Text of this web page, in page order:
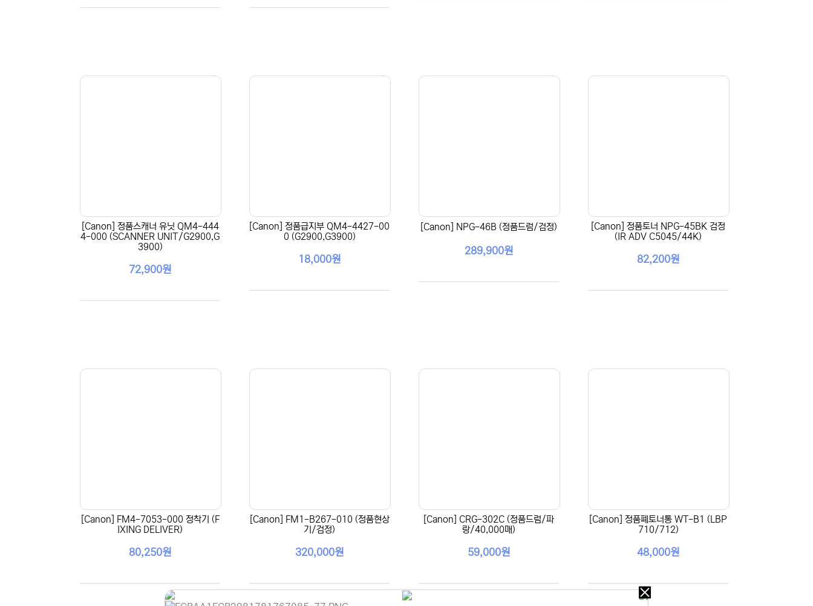
[Canon] 정품스캐너 유닛 QM4-444
4-000 (SCANNER UNIT/G2900,G
3900)
72,900원
[Canon] 정품급지부 QM4-4427-00
0 (G2900,G3900)
18,000원
[Canon] NPG-46B (정품드럼/검정)
289,900원
[Canon] 정품토너 NPG-45BK 검정
(IR ADV C5045/44K)
82,200원
[Canon] FM4-7053-000 정착기 (F
IXING DELIVER)
80,250원
[Canon] FM1-B267-010 (정품현상
기/검정)
320,000원
[Canon] CRG-302C (정품드럼/파
랑/40,000매)
59,000원
[Canon] 정품폐토너통 WT-B1 (LBP
710/712)
48,000원
오늘